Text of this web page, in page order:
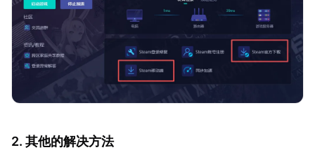
2. 其他的解决方法